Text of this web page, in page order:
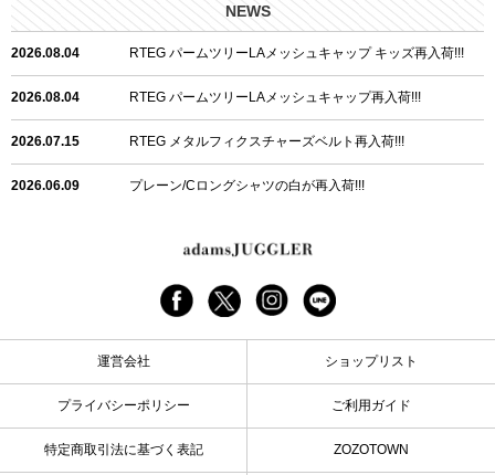
NEWS
2026.08.04 RTEG パームツリーLAメッシュキャップ キッズ再入荷!!!
2026.08.04 RTEG パームツリーLAメッシュキャップ再入荷!!!
2026.07.15 RTEG メタルフィクスチャーズベルト再入荷!!!
2026.06.09 プレーン/Cロングシャツの白が再入荷!!!
24/フリンジデニムロングパンツ再入荷!!!
G/グレーペイントデニムロングパンツ再入荷!!!
2026.04.23 I.W.D.Rデニムロングパンツ再入荷!!!
2026.04.23 ケミカルブラックデニムロングパンツ再入荷!!!
運営会社 ショップリスト
プライバシーポリシー ご利用ガイド
特定商取引法に基づく表記 ZOZOTOWN